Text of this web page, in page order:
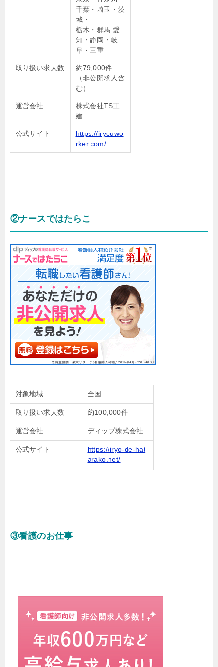
千葉・埼玉・茨
城・
栃木・群馬 愛
知・静岡・岐
阜・三重
取り扱い求人数
約79,000件
（非公開求人含
む）
運営会社
株式会社TS工
建
公式サイト
https://iryouwo
rker.com/
②ナースではたらこ
対象地域 全国
取り扱い求人数 約100,000件
運営会社 ディップ株式会社
公式サイト
https://iryo-de-hat
arako.net/
③看護のお仕事